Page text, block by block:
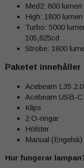
Med2: 800
High: 1800
Turbo: 5000
105,625cd
Strobe: 1800
Paketet innehåller
Acebeam L35 2.0
Acebeam USB-C
Klips
2 O-ringar
Hölster
Manual (Engelsk)
Hur fungerar